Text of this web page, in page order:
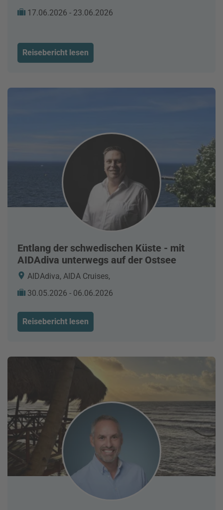
17.06.2026 - 23.06.2026
Reisebericht lesen
Entlang der schwedischen Küste - mit
AIDAdiva unterwegs auf der Ostsee
AIDAdiva, AIDA Cruises,
30.05.2026 - 06.06.2026
Reisebericht lesen